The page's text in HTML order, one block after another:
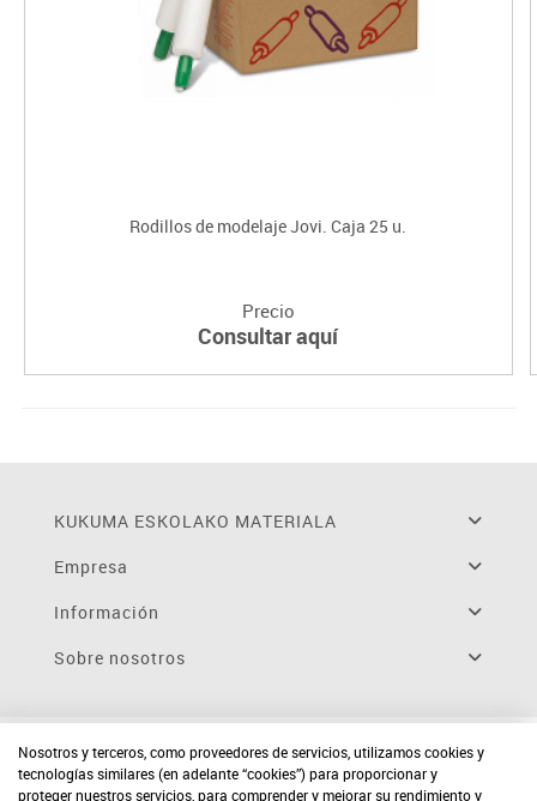
Rodillos de modelaje Jovi. Caja 25 u.
Precio
Consultar aquí
KUKUMA ESKOLAKO MATERIALA
Empresa
Información
Sobre nosotros
Nosotros y terceros, como proveedores de servicios, utilizamos cookies y
tecnologías similares (en adelante “cookies”) para proporcionar y
proteger nuestros servicios, para comprender y mejorar su rendimiento y